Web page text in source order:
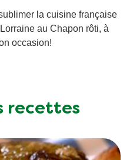
la cuisine française
au Chapon rôti, à
occasion!
recettes